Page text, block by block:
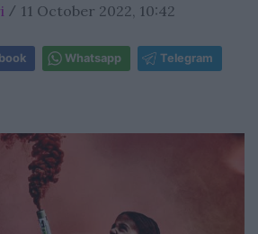
/ 11 October 2022, 10:42
Whatsapp Telegram